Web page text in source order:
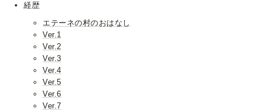
経歴
エテーネの村のおはなし
Ver.1
Ver.2
Ver.3
Ver.4
Ver.5
Ver.6
Ver.7